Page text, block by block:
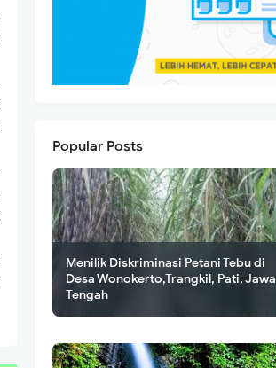
Popular Posts
Menilik Diskriminasi Petani Tebu di
Desa Wonokerto,Trangkil, Pati, Jawa
Tengah